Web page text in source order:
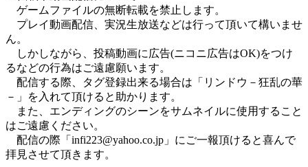
ゲームファイルの無断転載を禁止します。
プレイ動画配信、実況生放送などは行って頂いて構いませ
ん。
しかしながら、投稿動画に広告(ニコニ広告はOK)をつけ
るなどの行為はご遠慮願います。
配信する際、タグ登録出来る場合は「リンドウ－狂乱の華
－」を入れて頂けると助かります。
また、エンディングのシーンをサムネイルに使用すること
はご遠慮ください。
配信の際「infi223@yahoo.co.jp」にご一報頂けると喜んで
拝見させて頂きます。